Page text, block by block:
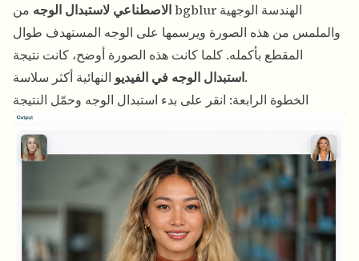
الاصطناعي لاستبدال الوجه من bgblur الهندسة الوجهية
والملمس من هذه الصورة ويرسمها على الوجه المستهدف طوال
المقطع بأكمله. كلما كانت هذه الصورة أوضح، كانت نتيجة
استبدال الوجه في الفيديوالنهائية أكثر سلاسة.
الخطوة الرابعة: انقر على بدء استبدال الوجه وحمّل النتيجة